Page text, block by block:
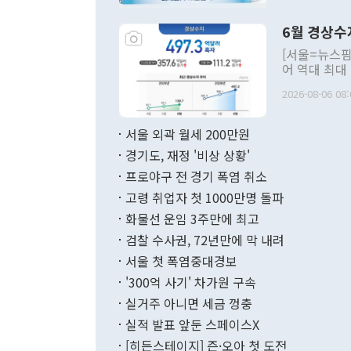
주의적 희망
관의 대북
관 부처 장
관의 무리한
다. [정동영 통일부 장관이 지난달 23일 오후 서울 종로구 정부서울청사에
무너졌다고
함께 4자 대
"우리의 선
6월 경상
[서울=뉴스
어 역대 최
료=한국은행] 한국은행이 6일 발표한 '2026년 6월 국제수지(잠정)'
며 월간 기
196.9% 급
수출은
기록했지만
2026-08-06
서울 외곽 월세 200만원
경기도, 재정 '비상 상황'
프로야구 전 경기 폭염 취소
고령 취업자 첫 1000만명 돌파
화물선 운임 3주만에 최고
검찰 수사권, 72년만에 막 내려
서울 첫 폭염중대경보
'300억 사기' 차가원 구속
실거주 아니면 세금 껑충
실적 발표 앞둔 스페이스X
[히든스테이지] 즌·오아 첫 도전